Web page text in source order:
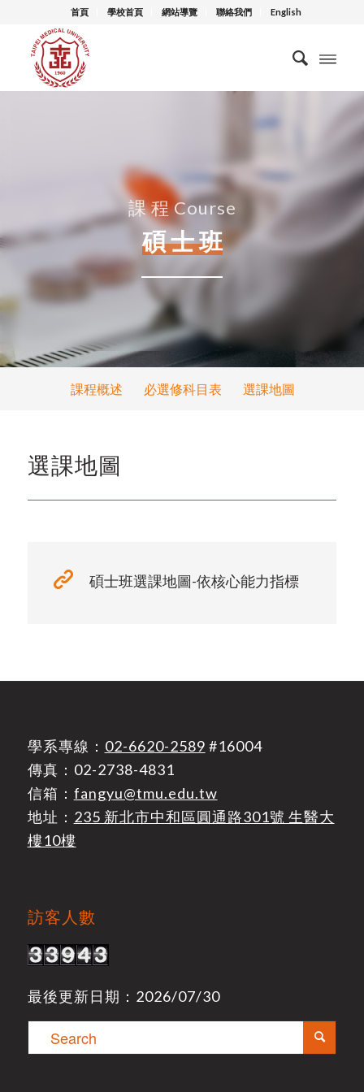
首頁 學校首頁 網站導覽 聯絡我們 English
課 程 Course
碩 士 班
課程概述 必選修科目表 選課地圖
選課地圖
碩士班選課地圖-依核心能力指標
學系專線： 02-6620-2589 #16004
傳真：02-2738-4831
信箱： fangyu@tmu.edu.tw
地址： 235 新北市中和區圓通路301號 生醫大
樓10樓
訪客人數
最後更新日期：2026/07/30